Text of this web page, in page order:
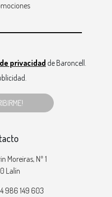
privacidad de Baroncell.
Moreiras, Nº 1
Lalín
986 149 603